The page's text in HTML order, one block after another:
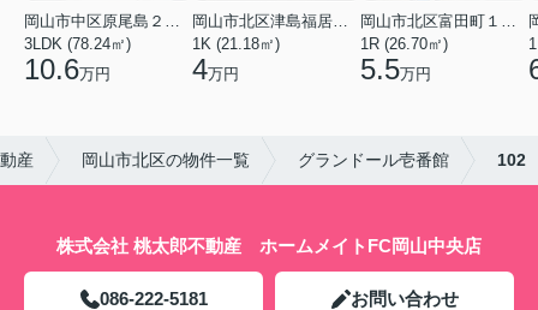
3LDK (78.24㎡)
10.6万円
1K (21.18㎡)
4万円
1R (26.70㎡)
5.5万円
産 岡山市北区の物件一覧 グランドール壱番館 102
株式会社 桃太郎不動産 ホームメイトFC岡山中央店
086-222-5181 お問い合わせ